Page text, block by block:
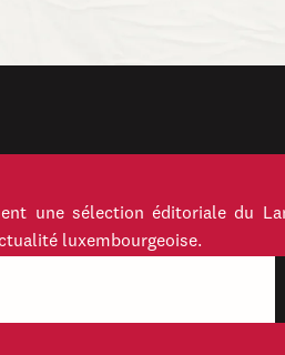
une sélection éditoriale du
luxembourgeoise.